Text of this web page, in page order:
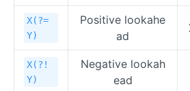
X(?=
Y)
Positive lookahe
ad
X(?!
Y)
Negative lookah
ead